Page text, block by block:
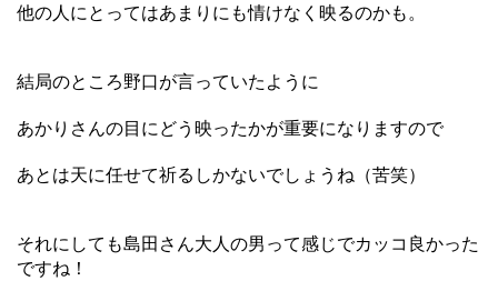
他の人にとってはあまりにも情けなく映るのかも。
結局のところ野口が言っていたように
あかりさんの目にどう映ったかが重要になりますので
あとは天に任せて祈るしかないでしょうね（苦笑）
それにしても島田さん大人の男って感じでカッコ良かった
ですね！